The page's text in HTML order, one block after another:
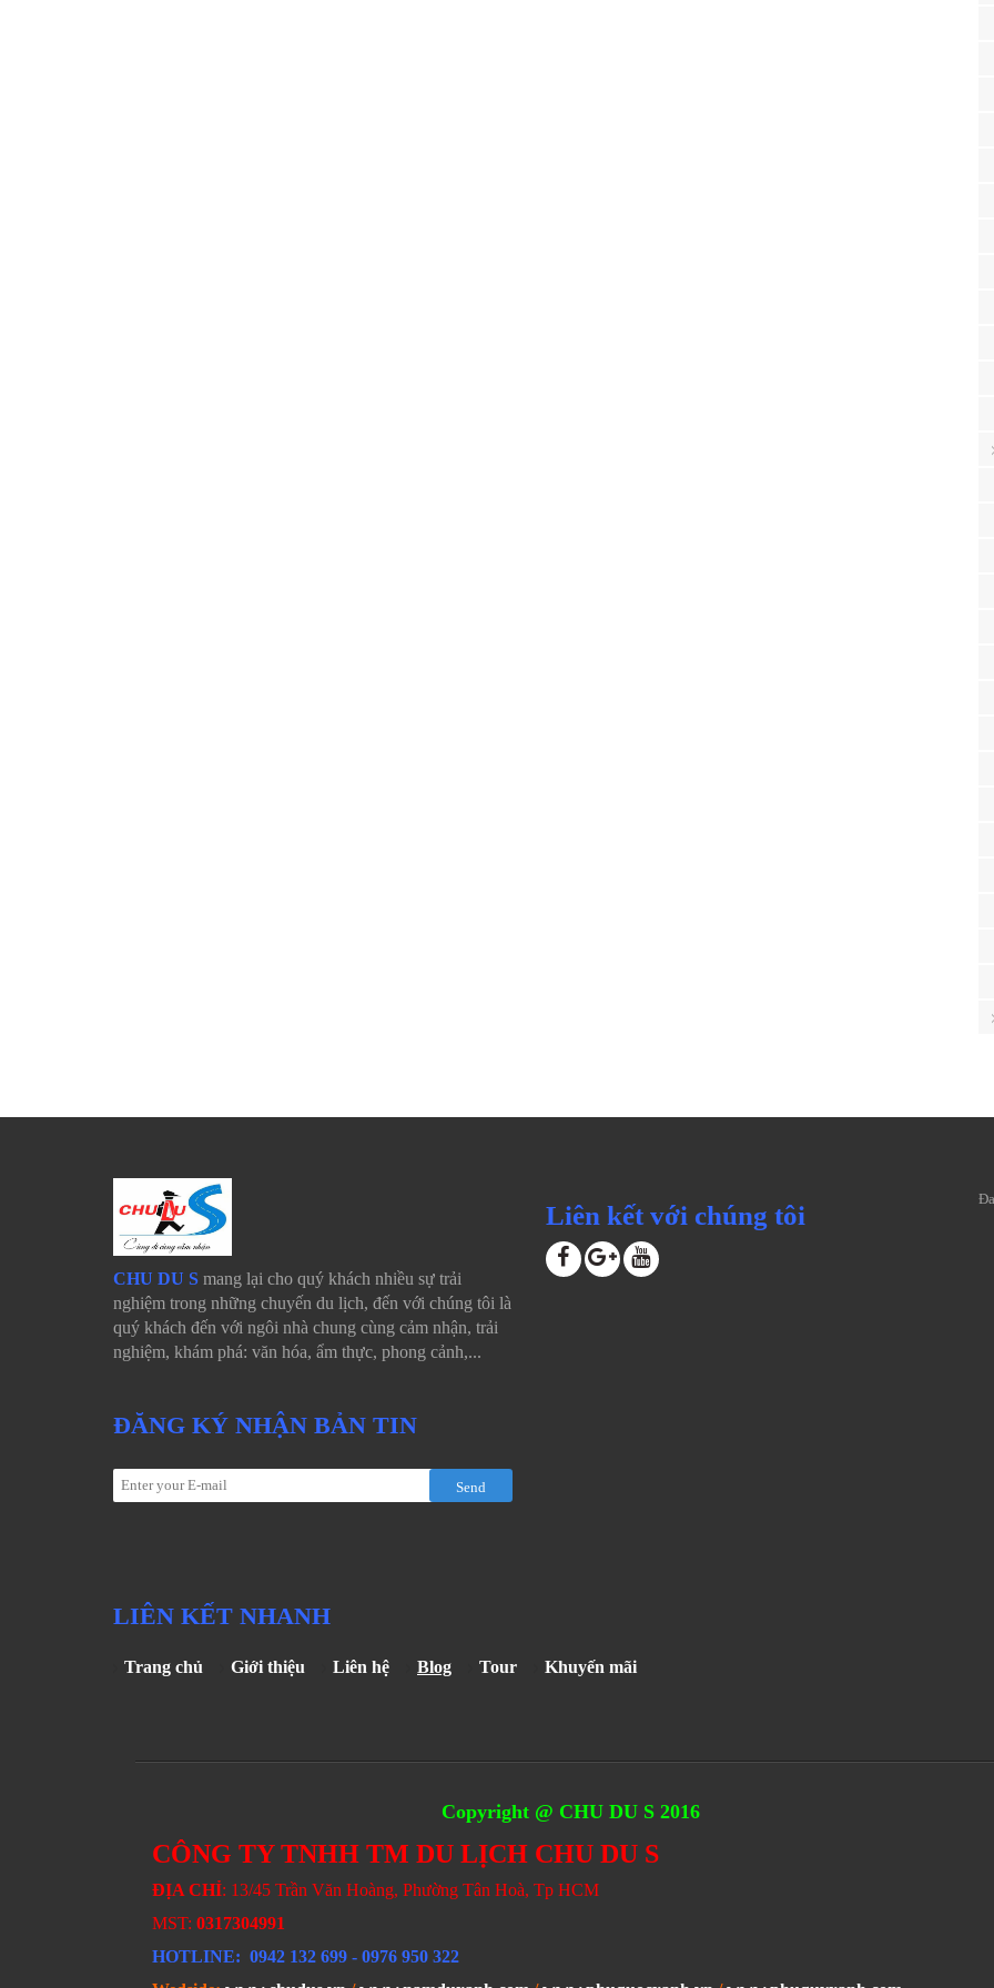
CHU DU S mang lại cho quý khách nhiều sự trải
nghiệm trong những chuyến du lịch, đến với chúng tôi là
quý khách đến với ngôi nhà chung cùng cảm nhận, trải
nghiệm, khám phá: văn hóa, ẩm thực, phong cảnh,...
ĐĂNG KÝ NHẬN BẢN TIN
Send
Liên kết với chúng tôi
LIÊN KẾT NHANH
Trang chủ Giới thiệu Liên hệ Blog Tour Khuyến mãi
Copyright @ CHU DU S 2016
CÔNG TY TNHH TM DU LỊCH CHU DU S
ĐỊA CHỈ: 13/45 Trần Văn Hoàng, Phường Tân Hoà, Tp HCM
MST: 0317304991
HOTLINE: 0942 132 699 - 0976 950 322